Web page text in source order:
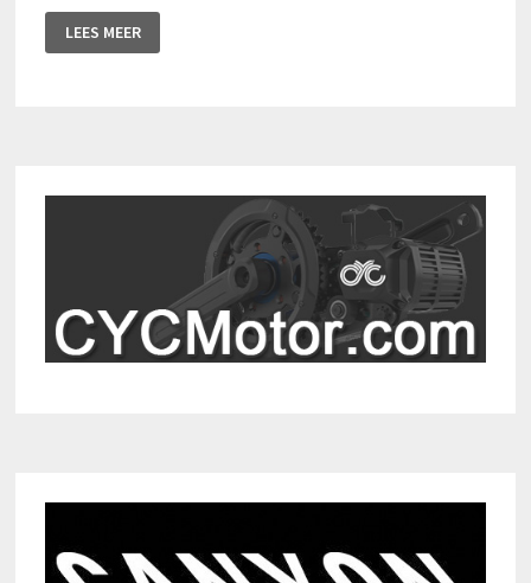
MAAKT
ZADELKEUZE
LEES MEER